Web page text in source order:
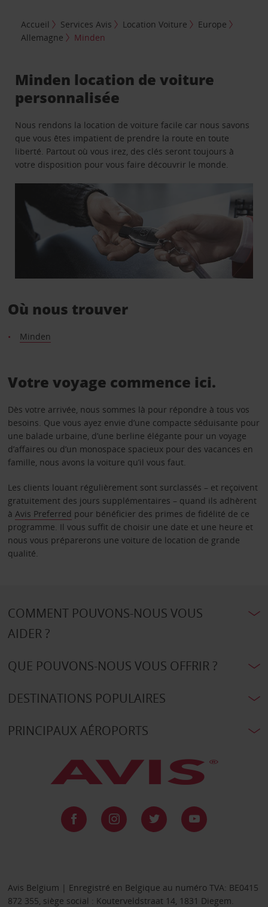
Accueil Services Avis Location Voiture
Europe
Allemagne
Minden
Minden location de voiture
personnalisée
Nous rendons la location de voiture facile car nous savons
que vous êtes impatient de prendre la route en toute
liberté. Partout où vous irez, des clés seront toujours à
votre disposition pour vous faire découvrir le monde.
Où nous trouver
Minden
Votre voyage commence ici.
Dès votre arrivée, nous sommes là pour répondre à tous vos
besoins. Que vous ayez envie d’une compacte séduisante pour
une balade urbaine, d’une berline élégante pour un voyage
d’affaires ou d’un monospace spacieux pour des vacances en
famille, nous avons la voiture qu’il vous faut.
Les clients louant régulièrement sont surclassés – et reçoivent
gratuitement des jours supplémentaires – quand ils adhèrent
à Avis Preferred pour bénéficier des primes de fidélité de ce
programme. Il vous suffit de choisir une date et une heure et
nous vous préparerons une voiture de location de grande
qualité.
COMMENT POUVONS-NOUS VOUS
AIDER ?
QUE POUVONS-NOUS VOUS OFFRIR ?
DESTINATIONS POPULAIRES
PRINCIPAUX AÉROPORTS
Avis Belgium | Enregistré en Belgique au numéro TVA: BE0415
872 355, siège social : Kouterveldstraat 14, 1831 Diegem.